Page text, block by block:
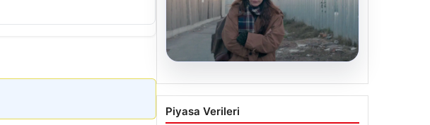
05.08.2026
Türk sinemasında farklı bir
imza: Ceylan Özgün
Piyasa Verileri